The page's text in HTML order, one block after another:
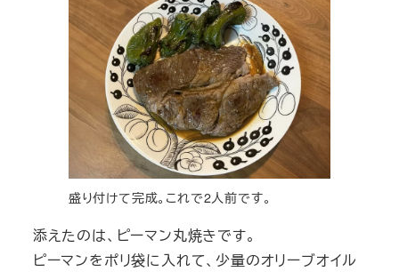
盛り付けて完成。これで2人前です。
添えたのは、ピーマン丸焼きです。
ピーマンをポリ袋に入れて、少量のオリーブオイル